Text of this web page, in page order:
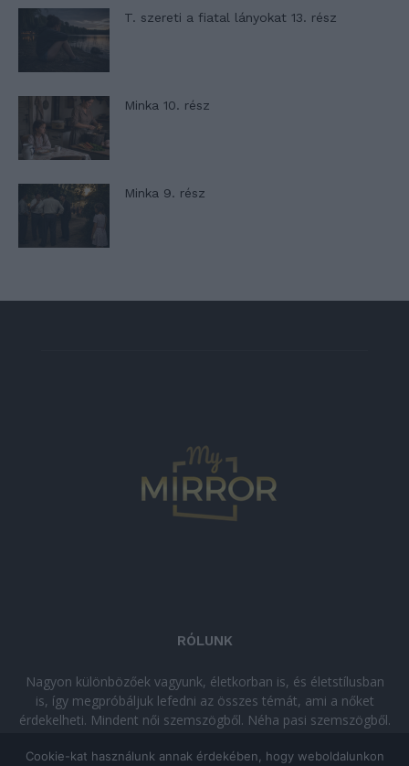
T. szereti a fiatal lányokat 13. rész
Minka 10. rész
Minka 9. rész
RÓLUNK
Nagyon különbözőek vagyunk, életkorban is, és életstílusban
is, így megpróbáljuk lefedni az összes témát, ami a nőket
érdekelheti. Mindent női szemszögből. Néha pasi szemszögből.
kikapcsolódásra vágysz!
Cookie-kat használunk annak érdekében, hogy weboldalunkon